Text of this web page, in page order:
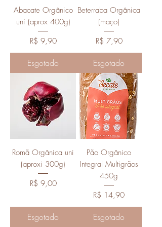
Abacate Orgânico
uni (aprox 400g)
Preço
R$ 9,90
Esgotado
Beterraba Orgânica
(maço)
Preço
R$ 7,90
Esgotado
Romã Orgânica uni
(aproxi 300g)
Preço
R$ 9,00
Esgotado
Pão Orgânico
Integral Multigrãos
450g
Preço
R$ 14,90
Esgotado